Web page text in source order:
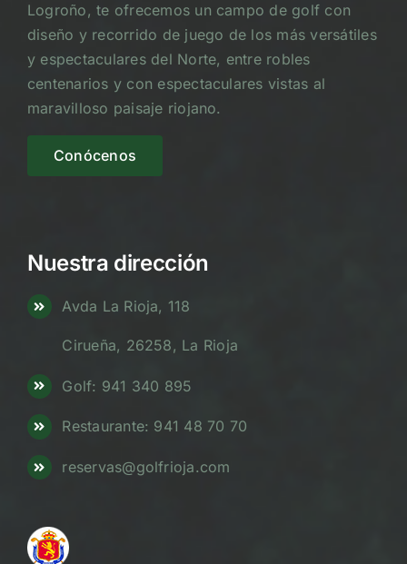
Logroño, te ofrecemos un campo de golf con
diseño y recorrido de juego de los más versátiles
y espectaculares del Norte, entre robles
centenarios y con espectaculares vistas al
maravilloso paisaje riojano.
Conócenos
Nuestra dirección
Avda La Rioja, 118
Cirueña, 26258, La Rioja
Golf: 941 340 895
Restaurante: 941 48 70 70
reservas@golfrioja.com